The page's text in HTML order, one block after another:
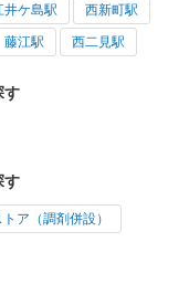
井ケ島駅 西新町駅
藤江駅 西二見駅
す
す
ア（調剤併設）